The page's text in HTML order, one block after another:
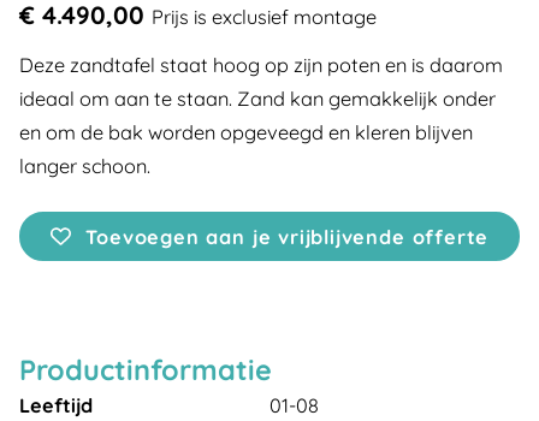
€ 4.490,00 Prijs is exclusief montage
Deze zandtafel staat hoog op zijn poten en is daarom
ideaal om aan te staan. Zand kan gemakkelijk onder
en om de bak worden opgeveegd en kleren blijven
langer schoon.
Toevoegen aan je vrijblijvende offerte
Productinformatie
Leeftijd
01-08